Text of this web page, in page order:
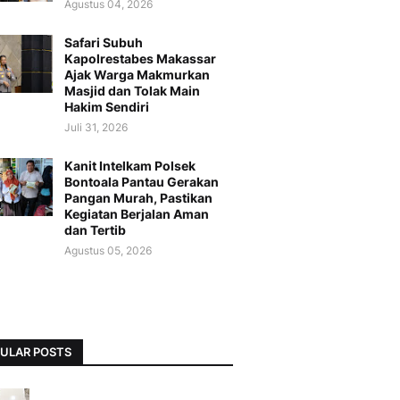
Agustus 04, 2026
Safari Subuh
Kapolrestabes Makassar
Ajak Warga Makmurkan
Masjid dan Tolak Main
Hakim Sendiri
Juli 31, 2026
Kanit Intelkam Polsek
Bontoala Pantau Gerakan
Pangan Murah, Pastikan
Kegiatan Berjalan Aman
dan Tertib
Agustus 05, 2026
POSTS